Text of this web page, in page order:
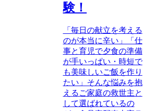
験！
「毎日の献立を考える
のが本当に辛い」「仕
事と育児で夕食の準備
が手いっぱい・時短で
も美味しいご飯を作り
たい」そんな悩みを抱
えるご家庭の救世主と
して選ばれているの